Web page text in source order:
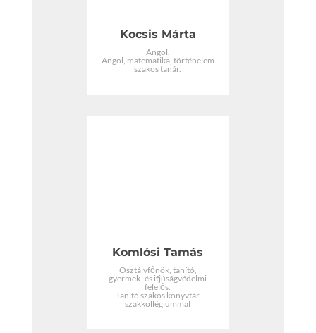
Kocsis Márta
Angol.
Angol, matematika, történelem
szakos tanár.
Komlósi Tamás
Osztályfőnök, tanító,
gyermek- és ifjúságvédelmi
felelős.
Tanító szakos könyvtár
szakkollégiummal